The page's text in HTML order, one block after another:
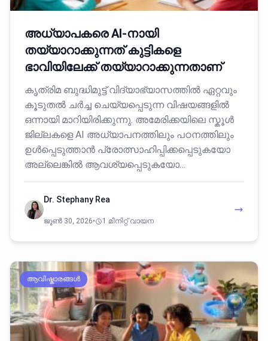
അധ്യാപകരെ AI-നായി
തയ്യാറാക്കുന്നത് കുട്ടികളെ
ഭാവിയിലേക്ക് തയ്യാറാക്കുന്നതാണ്
കൃത്രിമ ബുദ്ധിമുട്ട് വിദ്യാഭ്യാസത്തിൽ ഏറ്റവും
കൂടുതൽ ചർച്ച ചെയ്യപ്പെടുന്ന വിഷയങ്ങളിൽ
ഒന്നായി മാറിയിരിക്കുന്നു. അമേരിക്കയിലെ സ്കൂൾ
ജില്ലകളെ AI അധ്യാപനത്തിലും പഠനത്തിലും
ഉൾപ്പെടുത്താൻ പ്രോത്സാഹിപ്പിക്കപ്പെടുകയോ
അല്ലെങ്കിൽ ആവശ്യപ്പെടുകയോ…
Dr. Stephany Rea
ജൂൺ 30, 2026• 1 മിനിറ്റ് വായന
ആവിഷ്കാരങ്ങൾ